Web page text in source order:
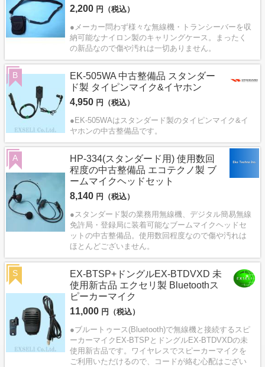
2,200 円（税込）
●メーカー問わず様々な無線機・トランシーバーを収
納可能なナイロン製のキャリングケース。まったく
の新品なので傷や汚れは一切ありません。
EK-505WA 中古整備品 スタンダー
ド製 タイピンマイク&イヤホン
4,950 円（税込）
●EK-505WAはスタンダード製のタイピンマイク&イ
ヤホンの中古整備品です。
B
HP-334(スタンダード用) 使用数回
程度の中古整備品 エコテクノ製 ブ
ームマイクヘッドセット
8,140 円（税込）
●スタンダード製の業務用無線機、デジタル簡易無線
免許局・登録局に装着可能なブームマイクヘッドセ
ットの中古整備品。使用数回程度なので傷や汚れは
ほとんどございません。
A
EX-BTSP+ドングルEX-BTDVXD 未
使用新古品 エクセリ製 Bluetoothス
ピーカーマイク
11,000 円（税込）
●ブルートゥース(Bluetooth)で無線機と接続するスピ
ーカーマイクEX-BTSPとドングルEX-BTDVXDの未
使用新古品です。ワイヤレスでスピーカーマイクを
ご利用いただけるので、コードが絡む心配はござい
S